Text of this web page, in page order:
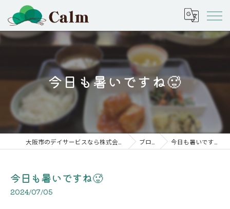
今日も暑いですね🥵
ブログ 今日も暑いですね🥵
今日も暑いですね🥵
2024/07/05